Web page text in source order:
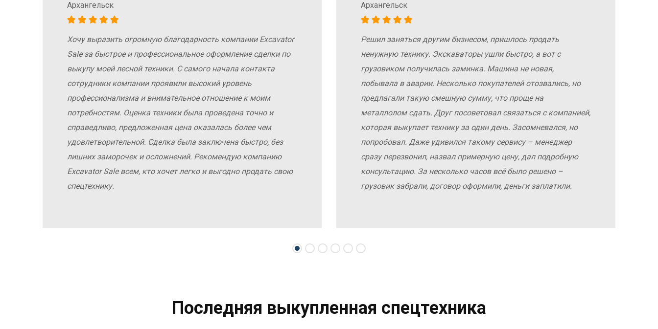
Архангельск
Хочу выразить огромную благодарность компании Excavator
Sale за быстрое и профессиональное оформление сделки по
выкупу моей лесной техники. С самого начала контакта
сотрудники компании проявили высокий уровень
профессионализма и внимательное отношение к моим
потребностям. Оценка техники была проведена точно и
справедливо, предложенная цена оказалась более чем
удовлетворительной. Сделка была заключена быстро, без
лишних заморочек и осложнений. Рекомендую компанию
Excavator Sale всем, кто хочет легко и выгодно продать свою
спецтехнику.
Архангельск
Решил заняться другим бизнесом, пришлось продать
ненужную технику. Экскаваторы ушли быстро, а вот с
грузовиком получилась заминка. Машина не новая,
побывала в аварии. Несколько покупателей отозвались, но
предлагали такую смешную сумму, что проще на
металлолом сдать. Друг посоветовал связаться с компанией,
которая выкупает технику за один день. Засомневался, но
попробовал. Даже удивился такому сервису – менеджер
сразу перезвонил, назвал примерную цену, дал подробную
консультацию. За несколько часов всё было решено –
грузовик забрали, договор оформили, деньги заплатили.
Последняя выкупленная спецтехника